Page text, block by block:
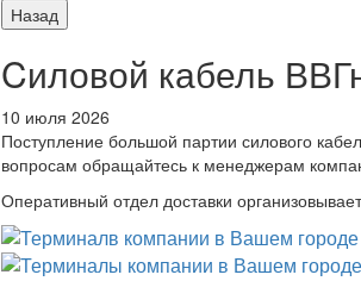
Назад
Cиловой кабель
10 июля 2026
Поступление большой партии силового
вопросам обращайтесь к менеджерам
Оперативный отдел доставки